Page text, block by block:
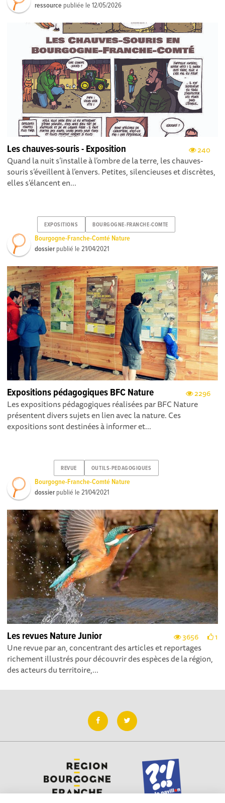
ressource publiée le12/05/2026
240
Les chauves-souris - Exposition
Quand la nuit s’installe à l’ombre de la terre, les chauves-
souris s’éveillent à l’envers. Petites, silencieuses et discrètes,
elles s’élancent en...
EXPOSITIONS BOURGOGNE-FRANCHE-COMTE
Bourgogne-Franche-Comté Nature
dossier publié le21/04/2021
2296
Expositions pédagogiques BFC Nature
Les expositions pédagogiques réalisées par BFC Nature
présentent divers sujets en lien avec la nature. Ces
expositions sont destinées à informer et...
REVUE OUTILS-PEDAGOGIQUES
Bourgogne-Franche-Comté Nature
dossier publié le21/04/2021
3656 1
Les revues Nature Junior
Une revue par an, concentrant des articles et reportages
richement illustrés pour découvrir des espèces de la région,
des acteurs du territoire,...